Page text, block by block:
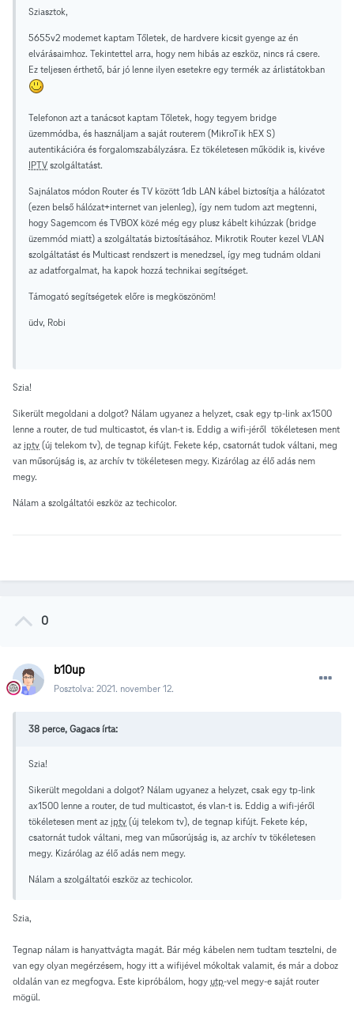
Sziasztok,
5655v2 modemet kaptam Tőletek, de hardvere kicsit gyenge az én
elvárásaimhoz. Tekintettel arra, hogy nem hibás az eszköz, nincs rá csere.
Ez teljesen érthető, bár jó lenne ilyen esetekre egy termék az árlistátokban
Telefonon azt a tanácsot kaptam Tőletek, hogy tegyem bridge
üzemmódba, és használjam a saját routerem (MikroTik hEX S)
autentikációra és forgalomszabályzásra. Ez tökéletesen működik is, kivéve
IPTV szolgáltatást.
Sajnálatos módon Router és TV között 1db LAN kábel biztosítja a hálózatot
(ezen belső hálózat+internet van jelenleg), így nem tudom azt megtenni,
hogy Sagemcom és TVBOX közé még egy plusz kábelt kihúzzak (bridge
üzemmód miatt) a szolgáltatás biztosításához. Mikrotik Router kezel VLAN
szolgáltatást és Multicast rendszert is menedzsel, így meg tudnám oldani
az adatforgalmat, ha kapok hozzá technikai segítséget.
Támogató segítségetek előre is megköszönöm!
üdv, Robi
Szia!
Sikerült megoldani a dolgot? Nálam ugyanez a helyzet, csak egy tp-link ax1500
lenne a router, de tud multicastot, és vlan-t is. Eddig a wifi-jéről tökéletesen ment
az iptv (új telekom tv), de tegnap kifújt. Fekete kép, csatornát tudok váltani, meg
van műsorújság is, az archív tv tökéletesen megy. Kizárólag az élő adás nem
megy.
Nálam a szolgáltatói eszköz az techicolor.
0
b10up
Posztolva: 2021. november 12.
38 perce, Gagacs írta:
Szia!
Sikerült megoldani a dolgot? Nálam ugyanez a helyzet, csak egy tp-link
ax1500 lenne a router, de tud multicastot, és vlan-t is. Eddig a wifi-jéről
tökéletesen ment az iptv (új telekom tv), de tegnap kifújt. Fekete kép,
csatornát tudok váltani, meg van műsorújság is, az archív tv tökéletesen
megy. Kizárólag az élő adás nem megy.
Nálam a szolgáltatói eszköz az techicolor.
Szia,
Tegnap nálam is hanyattvágta magát. Bár még kábelen nem tudtam tesztelni, de
van egy olyan megérzésem, hogy itt a wifijével mókoltak valamit, és már a doboz
oldalán van ez megfogva. Este kipróbálom, hogy utp-vel megy-e saját router
mögül.